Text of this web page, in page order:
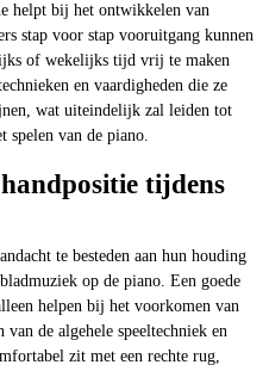
helpt bij het ontwikkelen van
stap voor stap vooruitgang kunnen
of wekelijks tijd vrij te maken
en vaardigheden die ze
wat uiteindelijk zal leiden tot
spelen van de piano.
tijdens
te besteden aan hun houding
op de piano. Een goede
helpen bij het voorkomen van
de algehele speeltechniek en
zit met een rechte rug,